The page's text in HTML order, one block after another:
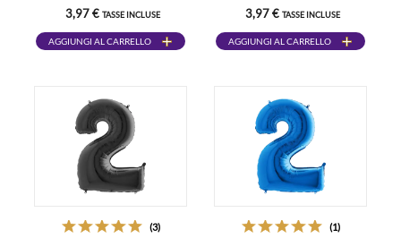
3,97 € TASSE INCLUSE
AGGIUNGI AL CARRELLO
3,97 € TASSE INCLUSE
AGGIUNGI AL CARRELLO
(3) (1)